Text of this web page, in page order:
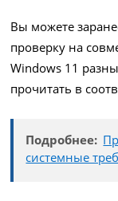
Вы можете
проверку на
Windows 11
прочитать в
Подробнее:
системные